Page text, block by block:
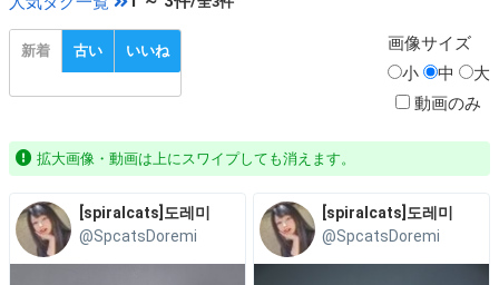
新着 古い いいね 画像サイズ
小
中
大
動画のみ
拡大画像・動画は上にスワイプしても消えます。
[spiralcats]도레미
@SpcatsDoremi
[spiralcats]도레미
@SpcatsDoremi